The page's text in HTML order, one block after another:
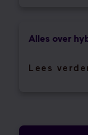
Alles over
Lees